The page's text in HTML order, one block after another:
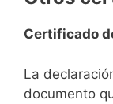
Certificado
La
documento